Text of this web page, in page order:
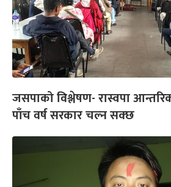
जसपाको विश्लेषण- रास्वपा
पाँच वर्ष सरकार चल्न सक्छ